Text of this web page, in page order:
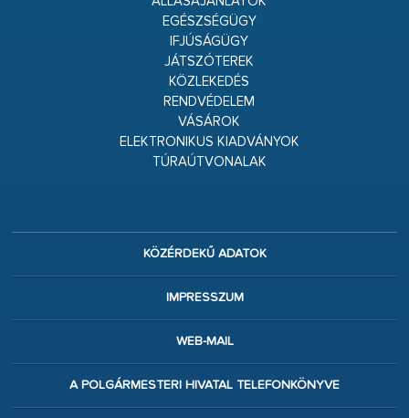
EGÉSZSÉGÜGY
IFJÚSÁGÜGY
JÁTSZÓTEREK
KÖZLEKEDÉS
RENDVÉDELEM
VÁSÁROK
ELEKTRONIKUS KIADVÁNYOK
TÚRAÚTVONALAK
KÖZÉRDEKŰ ADATOK
IMPRESSZUM
WEB-MAIL
A POLGÁRMESTERI HIVATAL TELEFONKÖNYVE